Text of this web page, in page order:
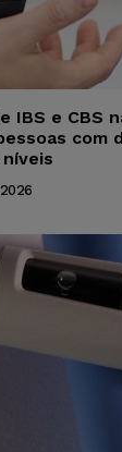
IBS e CBS
com